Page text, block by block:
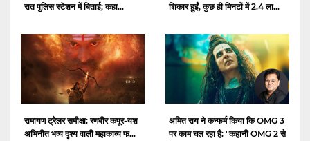
रात पुलिस स्टेशन में बिताई; कहा...
शिकार हुईं, कुछ ही मिनटों में 2.4 ला...
रामायण ट्रेलर समीक्षा: रणबीर कपूर-यश
अभिनीत भव्य दृश्य वाली महाकाव्य फ...
अमित राय ने कन्फर्म किया कि OMG 3
पर काम चल रहा है: "कहानी OMG 2 से